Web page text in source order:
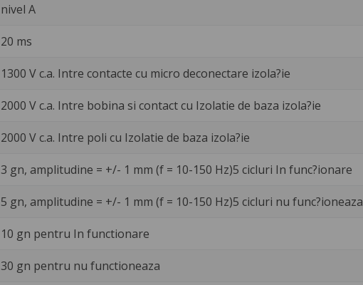
nivel A
20 ms
1300 V c.a. Intre contacte cu micro deconectare izola?ie
2000 V c.a. Intre bobina si contact cu Izolatie de baza izola?ie
2000 V c.a. Intre poli cu Izolatie de baza izola?ie
3 gn, amplitudine = +/- 1 mm (f = 10-150 Hz)5 cicluri In func?ionare
5 gn, amplitudine = +/- 1 mm (f = 10-150 Hz)5 cicluri nu func?ioneaza
10 gn pentru In functionare
30 gn pentru nu functioneaza